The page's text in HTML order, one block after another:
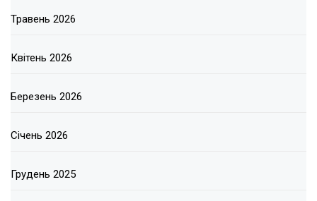
Травень 2026
Квітень 2026
Березень 2026
Січень 2026
Грудень 2025